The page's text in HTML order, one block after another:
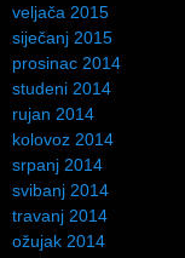
veljača 2015
siječanj 2015
prosinac 2014
studeni 2014
rujan 2014
kolovoz 2014
srpanj 2014
svibanj 2014
travanj 2014
ožujak 2014